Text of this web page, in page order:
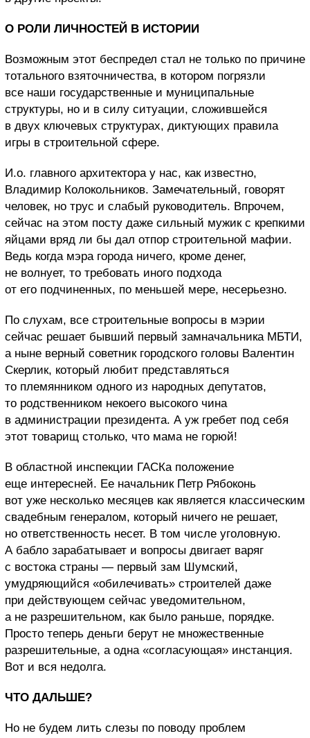
О РОЛИ ЛИЧНОСТЕЙ В ИСТОРИИ
Возможным этот беспредел стал не только по причине
тотального взяточничества, в котором погрязли
все наши государственные и муниципальные
структуры, но и в силу ситуации, сложившейся
в двух ключевых структурах, диктующих правила
игры в строительной сфере.
И.о. главного архитектора у нас, как известно,
Владимир Колокольников. Замечательный, говорят
человек, но трус и слабый руководитель. Впрочем,
сейчас на этом посту даже сильный мужик с крепкими
яйцами вряд ли бы дал отпор строительной мафии.
Ведь когда мэра города ничего, кроме денег,
не волнует, то требовать иного подхода
от его подчиненных, по меньшей мере, несерьезно.
По слухам, все строительные вопросы в мэрии
сейчас решает бывший первый замначальника МБТИ,
а ныне верный советник городского головы Валентин
Скерлик, который любит представляться
то племянником одного из народных депутатов,
то родственником некоего высокого чина
в администрации президента. А уж гребет под себя
этот товарищ столько, что мама не горюй!
В областной инспекции ГАСКа положение
еще интересней. Ее начальник Петр Рябоконь
вот уже несколько месяцев как является классическим
свадебным генералом, который ничего не решает,
но ответственность несет. В том числе уголовную.
А бабло зарабатывает и вопросы двигает варяг
с востока страны — первый зам Шумский,
умудряющийся «обилечивать» строителей даже
при действующем сейчас уведомительном,
а не разрешительном, как было раньше, порядке.
Просто теперь деньги берут не множественные
разрешительные, а одна «согласующая» инстанция.
Вот и вся недолга.
ЧТО ДАЛЬШЕ?
Но не будем лить слезы по поводу проблем